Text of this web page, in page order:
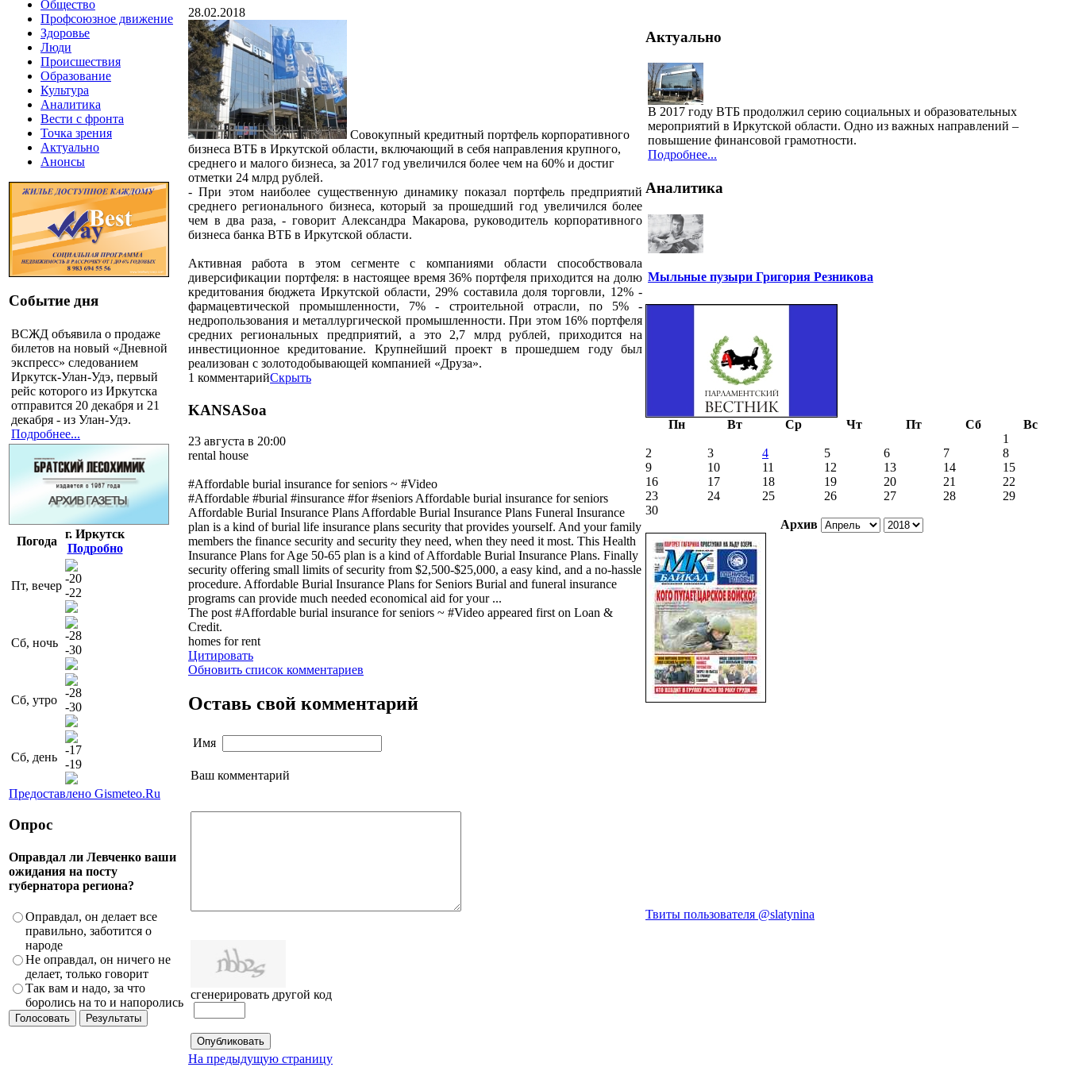
Общество
Профсоюзное движение
Здоровье
Люди
Происшествия
Образование
Культура
Аналитика
Вести с фронта
Точка зрения
Актуально
Анонсы
Событие дня
ВСЖД объявила о продаже
билетов на новый «Дневной
экспресс» следованием
Иркутск-Улан-Удэ, первый
рейс которого из Иркутска
отправится 20 декабря и 21
декабря - из Улан-Удэ.
Подробнее...
Погода
г. Иркутск
Подробно
Пт, вечер
-20
-22
Сб, ночь
-28
-30
Сб, утро
-28
-30
Сб, день
-17
-19
Предоставлено Gismeteo.Ru
Опрос
Оправдал ли Левченко ваши
ожидания на посту
губернатора региона?
Оправдал, он делает все
правильно, заботится о
народе
Не оправдал, он ничего не
делает, только говорит
Так вам и надо, за что
боролись на то и напоролись
28.02.2018
Совокупный кредитный портфель корпоративного
бизнеса ВТБ в Иркутской области, включающий в себя направления крупного,
среднего и малого бизнеса, за 2017 год увеличился более чем на 60% и достиг
отметки 24 млрд рублей.
- При этом наиболее существенную динамику показал портфель предприятий
среднего регионального бизнеса, который за прошедший год увеличился более
чем в два раза, - говорит Александра Макарова, руководитель корпоративного
бизнеса банка ВТБ в Иркутской области.
Активная работа в этом сегменте с компаниями области способствовала
диверсификации портфеля: в настоящее время 36% портфеля приходится на долю
кредитования бюджета Иркутской области, 29% составила доля торговли, 12% -
фармацевтической промышленности, 7% - строительной отрасли, по 5% -
недропользования и металлургической промышленности. При этом 16% портфеля
средних региональных предприятий, а это 2,7 млрд рублей, приходится на
инвестиционное кредитование. Крупнейший проект в прошедшем году был
реализован с золотодобывающей компанией «Друза».
1 комментарийСкрыть
KANSASoa
23 августа в 20:00
rental house
#Affordable burial insurance for seniors ~ #Video
#Affordable #burial #insurance #for #seniors Affordable burial insurance for seniors
Affordable Burial Insurance Plans Affordable Burial Insurance Plans Funeral Insurance
plan is a kind of burial life insurance plans security that provides yourself. And your family
members the finance security and security they need, when they need it most. This Health
Insurance Plans for Age 50-65 plan is a kind of Affordable Burial Insurance Plans. Finally
security offering small limits of security from $2,500-$25,000, a easy kind, and a no-hassle
procedure. Affordable Burial Insurance Plans for Seniors Burial and funeral insurance
programs can provide much needed economical aid for your ...
The post #Affordable burial insurance for seniors ~ #Video appeared first on Loan &
Credit.
homes for rent
Цитировать
Обновить список комментариев
Оставь свой комментарий
Имя
Ваш комментарий
сгенерировать другой код
На предыдущую страницу
Актуально
В 2017 году ВТБ продолжил серию социальных и образовательных
мероприятий в Иркутской области. Одно из важных направлений –
повышение финансовой грамотности.
Подробнее...
Аналитика
Мыльные пузыри Григория Резникова
Пн Вт Ср Чт Пт Сб
Вс
1
2
3 4 5 6 7
8
9
10 11 12 13 14
15
16
17 18 19 20 21
22
23
24 25 26 27 28
29
30
Архив
Твиты пользователя @slatynina